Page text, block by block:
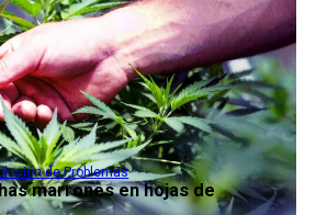
marrones en hojas de
de Problemas